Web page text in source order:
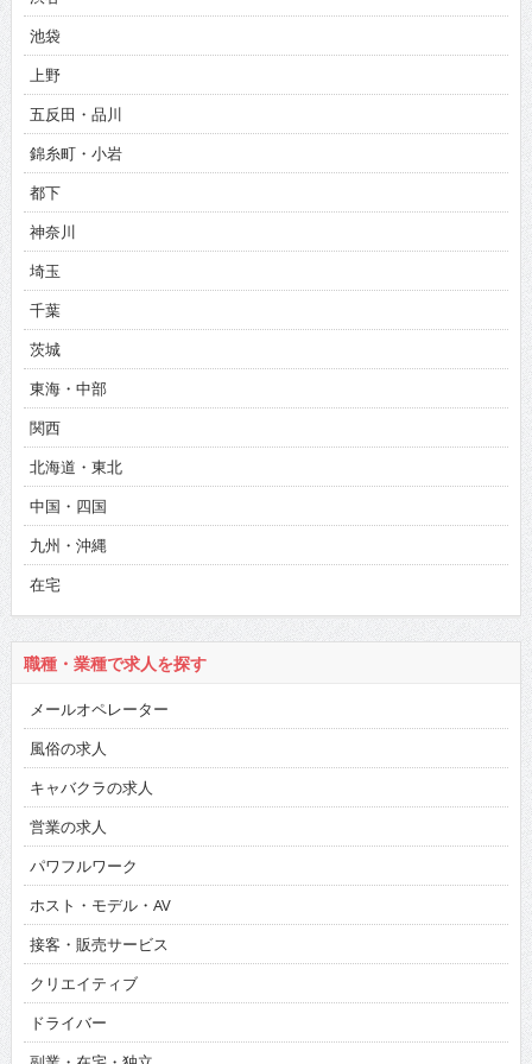
池袋
上野
五反田・品川
錦糸町・小岩
都下
神奈川
埼玉
千葉
茨城
東海・中部
関西
北海道・東北
中国・四国
九州・沖縄
在宅
職種・業種で求人を探す
メールオペレーター
風俗の求人
キャバクラの求人
営業の求人
パワフルワーク
ホスト・モデル・AV
接客・販売サービス
クリエイティブ
ドライバー